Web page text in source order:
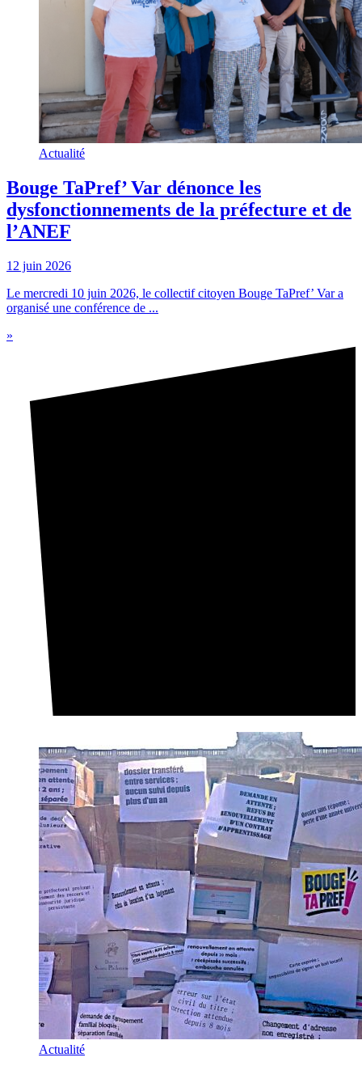
Actualité
Bouge TaPref’ Var dénonce les
dysfonctionnements de la préfecture et de
l’ANEF
12 juin 2026
Le mercredi 10 juin 2026, le collectif citoyen Bouge TaPref’ Var a
organisé une conférence de ...
»
Actualité